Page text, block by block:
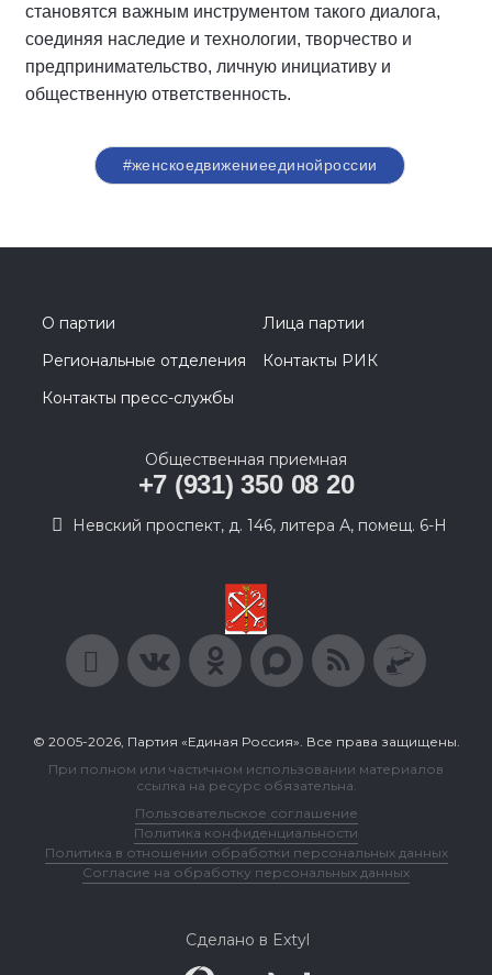
становятся важным инструментом такого диалога,
соединяя наследие и технологии, творчество и
предпринимательство, личную инициативу и
общественную ответственность.
#женскоедвижениеединойроссии
О партии
Лица партии
Региональные отделения
Контакты РИК
Контакты пресс-службы
Общественная приемная
+7 (931) 350 08 20
Невский проспект, д. 146, литера А, помещ. 6-Н
© 2005-2026, Партия «Единая Россия». Все права защищены.
При полном или частичном использовании материалов
ссылка на ресурс обязательна.
Пользовательское соглашение
Политика конфиденциальности
Политика в отношении обработки персональных данных
Согласие на обработку персональных данных
Сделано в Extyl